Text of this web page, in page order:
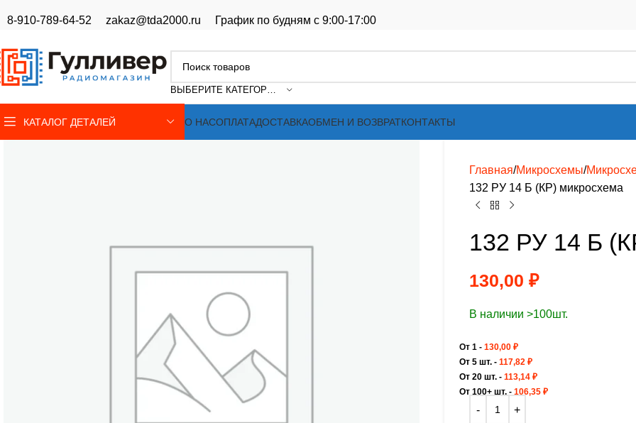
8-910-789-64-52 zakaz@tda2000.ru График по будням с 9:00-17:00
ВЫБЕРИТЕ КАТЕГОРИЮ
КАТАЛОГ ДЕТАЛЕЙ О НАСОПЛАТАДОСТАВКАОБМЕН И ВОЗВРАТКОНТАКТЫ
Главная Микросхемы
132 РУ 14 Б (КР) микросхема
132 РУ 14 Б
130,00 ₽
В наличии >100шт.
От 1 - 130,00 ₽
От 5 шт. - 117,82 ₽
От 20 шт. - 113,14 ₽
От 100+ шт. - 106,35 ₽